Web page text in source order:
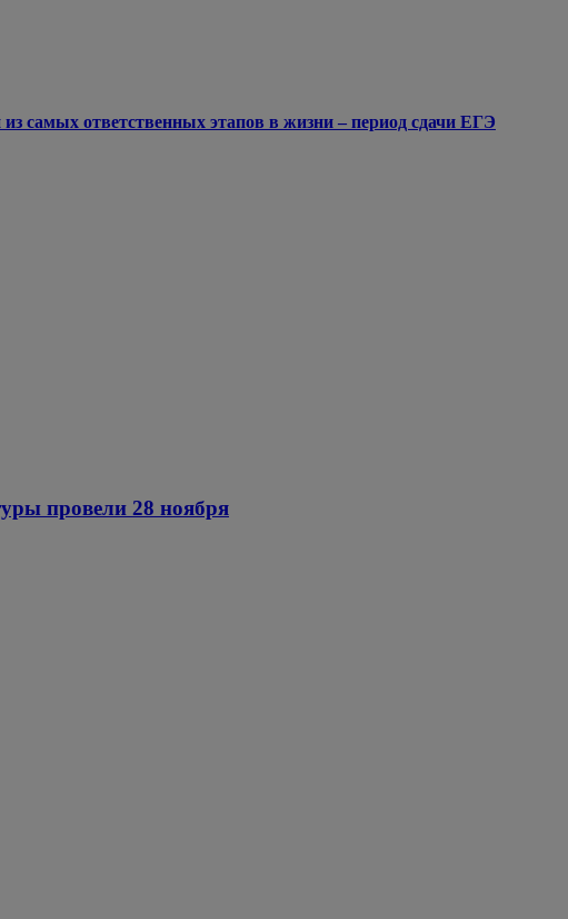
самых ответственных этапов в жизни – период сдачи ЕГЭ
провели 28 ноября